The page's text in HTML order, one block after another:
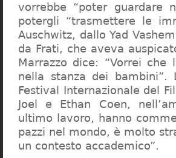
vorrebbe “poter guardare
potergli “trasmettere le
Auschwitz, dallo Yad
da Frati, che aveva
Marrazzo dice: “Vorrei che
nella stanza dei bambini”.
Festival Internazionale del
Joel e Ethan Coen,
ultimo lavoro, hanno
pazzi nel mondo, è molto
un contesto accademico”.